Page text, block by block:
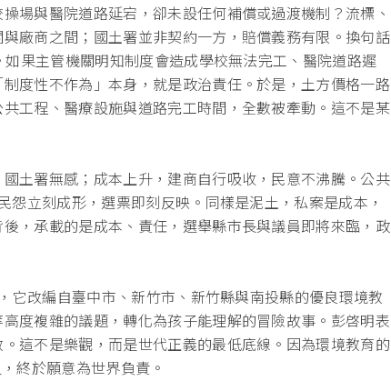
操場與醫院道路延宕，卻未設任何補償或過渡機制？流標、
廠商之間； 國土署並非契約一方，賠償義務有限。換句話
如果主管機關明知制度會造成學校無法完工、醫院道路遲
度性不作為」本身， 就是政治責任。於是，土方價格一路
共工程、醫療設施與道路完工時間，全數被牽動。 這不是某
土署無感； 成本上升，建商自行吸收，民意不沸騰。公共
立刻成形，選票即刻反映。 同樣是泥土，私案是成本，
，承載的是成本、責任， 選舉縣市長與議員即將來臨，政
它改編自臺中市、新竹市、 新竹縣與南投縣的優良環境教
度複雜的議題，轉化為孩子能理解的冒險故事。彭啓明表
這不是樂觀，而是世代正義的最低底線。因為環境教育的
終於願意為世界負責。